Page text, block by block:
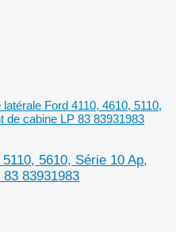
latérale Ford 4110, 4610, 5110,
de cabine LP 83 83931983
5610, Série 10 Ap,
83931983